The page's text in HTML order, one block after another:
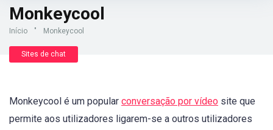
Monkeycool
Início " Monkeycool
Sites de chat
Monkeycool é um popular conversação por vídeo site que
permite aos utilizadores ligarem-se a outros utilizadores